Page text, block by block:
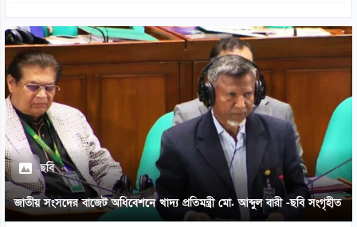
ছবি
জাতীয় সংসদের বাজেট অধিবেশনে খাদ্য প্রতিমন্ত্রী মো. আব্দুল বারী -ছবি সংগৃহীত